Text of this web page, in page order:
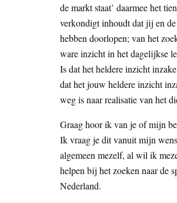
de markt staat’ daarmee het
verkondigt inhoudt dat jij en
hebben doorlopen; van het
ware inzicht in het dagelijkse
Is dat het heldere inzicht
dat het jouw heldere inzicht
weg is naar realisatie van het
Graag hoor ik van je of mijn
Ik vraag je dit vanuit mijn
algemeen mezelf, al wil ik
helpen bij het zoeken naar de
Nederland.